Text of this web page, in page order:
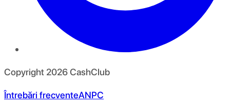
Copyright 2026CashClub
Întrebări frecventeANPC